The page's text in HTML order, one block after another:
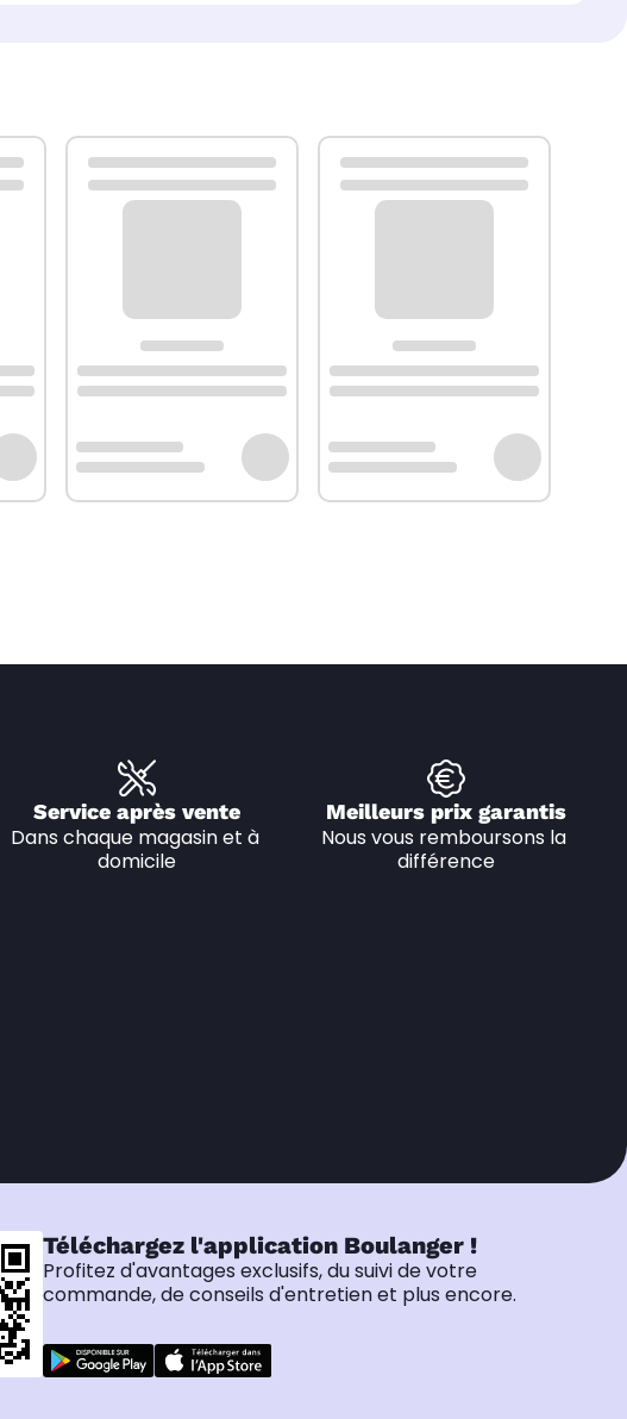
Service après vente
Dans chaque magasin et à
domicile
Meilleurs prix garantis
Nous vous remboursons la
différence
Téléchargez l'application Boulanger !
Profitez d'avantages exclusifs, du suivi de votre
commande, de conseils d'entretien et plus encore.